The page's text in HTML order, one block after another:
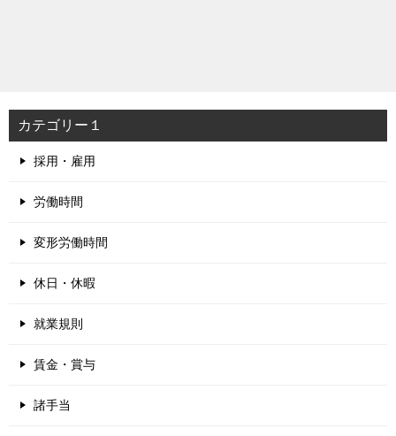
カテゴリー１
採用・雇用
労働時間
変形労働時間
休日・休暇
就業規則
賃金・賞与
諸手当